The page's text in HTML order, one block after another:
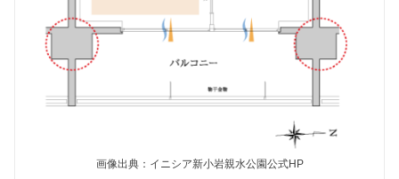
画像出典：イニシア新小岩親水公園公式HP